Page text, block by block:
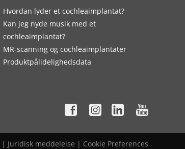
Hvordan lyder et cochleaimplantat?
Kan jeg nyde musik med et
cochleaimplantat?
MR-scanning og cochleaimplantater
Produktpålidelighedsdata
| Juridisk meddelelse | Cookie Preferences